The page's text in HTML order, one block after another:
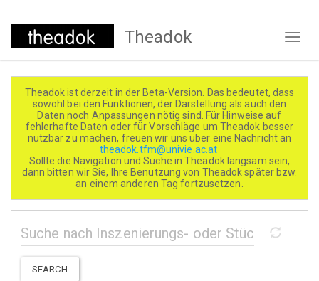
Direkt
Theadok
Theadok ist derzeit in der Beta-Version. Das bedeutet, dass
sowohl bei den Funktionen, der Darstellung als auch den
Daten noch Anpassungen nötig sind. Für Hinweise auf
fehlerhafte Daten oder für Vorschläge um Theadok besser
nutzbar zu machen, freuen wir uns über eine Nachricht an
theadok.tfm@univie.ac.at
Sollte die Navigation und Suche in Theadok langsam sein,
dann bitten wir Sie, Ihre Benutzung von Theadok später bzw.
an einem anderen Tag fortzusetzen.
SEARCH